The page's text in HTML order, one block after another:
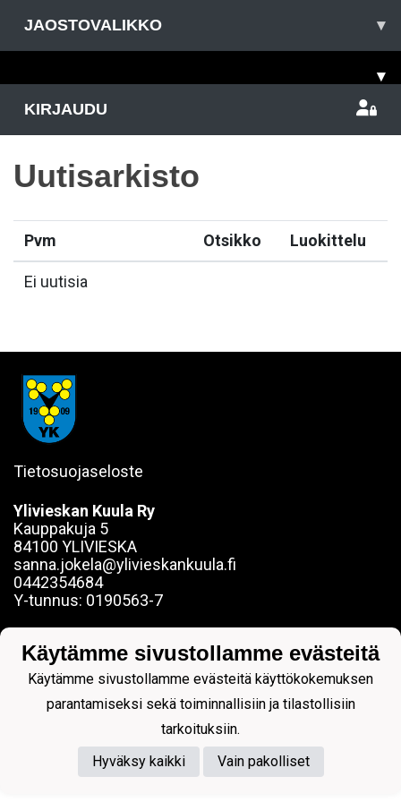
JAOSTOVALIKKO ▾
▾
KIRJAUDU
Uutisarkisto
Pvm Otsikko Luokittelu
Ei uutisia
Tietosuojaseloste
Ylivieskan Kuula Ry
Kauppakuja 5
84100 YLIVIESKA
sanna.jokela@ylivieskankuula.fi
0442354684
Y-tunnus: 0190563-7
Powered by
Käytämme sivustollamme evästeitä
Käytämme sivustollamme evästeitä käyttökokemuksen
parantamiseksi sekä toiminnallisiin ja tilastollisiin
tarkoituksiin.
Hyväksy kaikki
Vain pakolliset